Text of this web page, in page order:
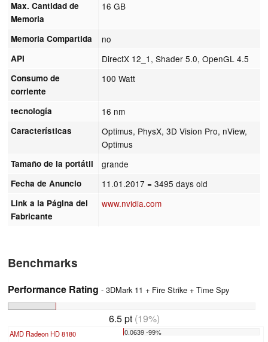
Max. Cantidad de
Memoria
16 GB
Memoria Compartida no
API DirectX 12_1, Shader 5.0, OpenGL 4.5
Consumo de
corriente
100 Watt
tecnología 16 nm
Características
Optimus, PhysX, 3D Vision Pro, nView,
Optimus
Tamaño de la portátil grande
Fecha de Anuncio 11.01.2017 = 3495 days old
Link a la Página del
Fabricante
www.nvidia.com
Benchmarks
Performance Rating - 3DMark 11 + Fire Strike + Time Spy
6.5 pt(19%)
AMD Radeon HD 8180 0.0639 -99%